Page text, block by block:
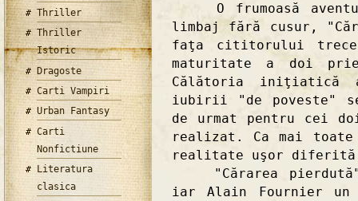
Thriller
Thriller
Istoric
Dragoste
Carti Vampiri
Urban Fantasy
Carti
Nonfictiune
Literatura
clasica
O frumoasă
limbaj fără cusur,
faţa cititorului
maturitate a doi
Călătoria iniţiatică
iubirii "de poveste"
de urmat pentru cei
realizat. Ca mai
realitate uşor diferită
"Cărarea pierdută"
iar Alain Fournier